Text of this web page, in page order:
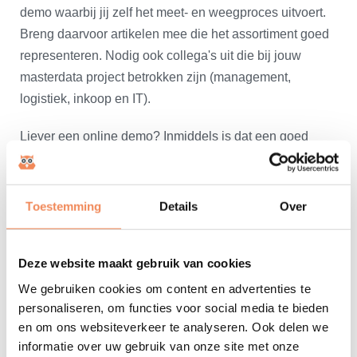
Toestemming Details Over
Deze website maakt gebruik van cookies
We gebruiken cookies om content en advertenties te
personaliseren, om functies voor social media te bieden
en om ons websiteverkeer te analyseren. Ook delen we
informatie over uw gebruik van onze site met onze
demo waarbij jij zelf het meet- en weegproces uitvoert.
Breng daarvoor artikelen mee die het assortiment goed
representeren. Nodig ook collega's uit die bij jouw
masterdata project betrokken zijn (management,
logistiek, inkoop en IT).
Liever een online demo? Inmiddels is dat een goed
alternatief gebleken. Geef ons van tevoren de
onze demo daarop aan. Ook hier geldt dat het een goed
Naast de MultiScan hebben wij andere digitale meet- en
weegoplossingen in ons assortiment. Deze vormen een
aanvulling voor het meten/wegen van ugli's en andere
speciale artikelen en werken met dezelfde software. Er